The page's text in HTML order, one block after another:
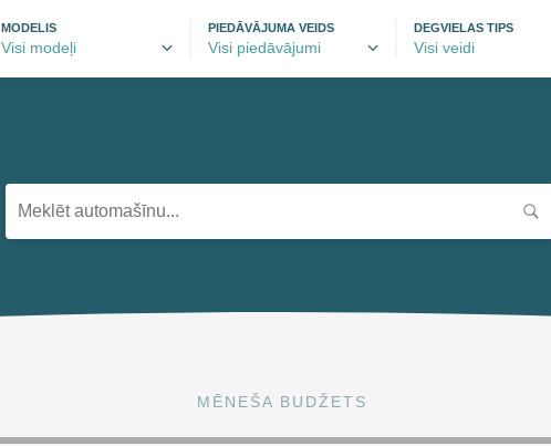
MODELIS PIEDĀVĀJUMA VEIDS DEGVIELAS TIPS
MĒNEŠA BUDŽETS